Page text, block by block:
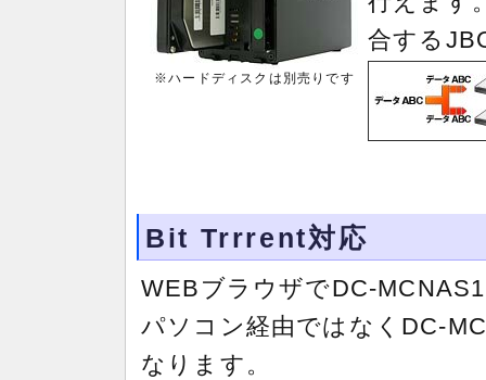
※ハードディスクは別売りです
合する
Bit Trrrent対応
WEBブラウザでDC-
パソコン経由ではなくDC-
なります。